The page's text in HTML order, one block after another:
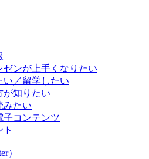
ゼンが上手くなりたい
い／留学したい
が知りたい
みたい
子コンテンツ
）